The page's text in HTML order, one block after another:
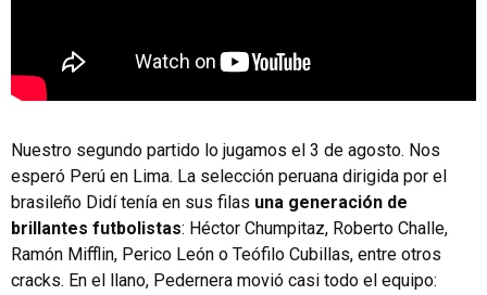
Nuestro segundo partido lo jugamos el 3 de agosto. Nos
esperó Perú en Lima. La selección peruana dirigida por el
brasileño Didí tenía en sus filas una generación de
brillantes futbolistas: Héctor Chumpitaz, Roberto Challe,
Ramón Mifflin, Perico León o Teófilo Cubillas, entre otros
cracks. En el llano, Pedernera movió casi todo el equipo: